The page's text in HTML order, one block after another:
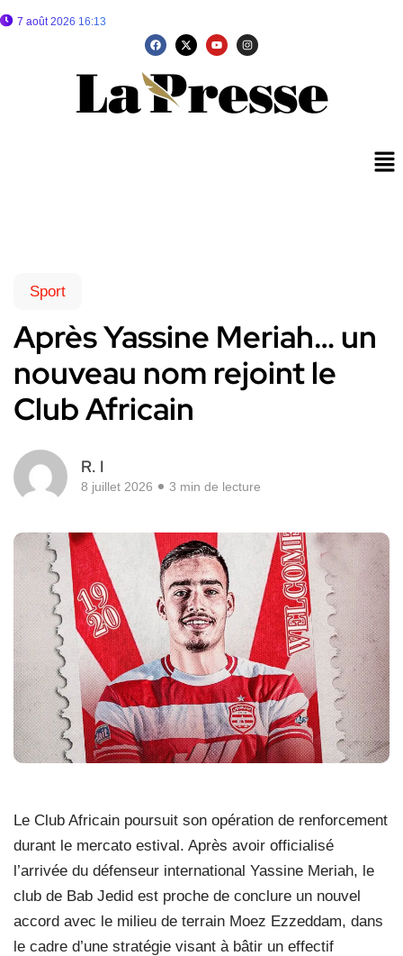
7 août 2026 16:13
Sport
Après Yassine Meriah… un
nouveau nom rejoint le
Club Africain
R. I
8 juillet 2026 3 min de lecture
Le Club Africain poursuit son opération de renforcement
durant le mercato estival. Après avoir officialisé
l’arrivée du défenseur international Yassine Meriah, le
club de Bab Jedid est proche de conclure un nouvel
accord avec le milieu de terrain Moez Ezzeddam, dans
le cadre d’une stratégie visant à bâtir un effectif